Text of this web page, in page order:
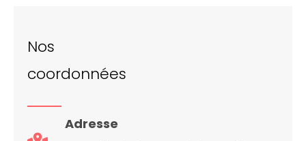
Nos
coordonnées
Adresse